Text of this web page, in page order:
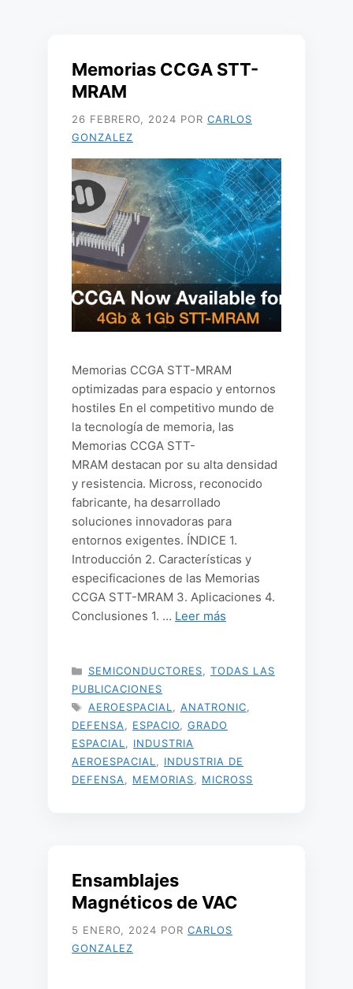
Memorias CCGA STT-
MRAM
26 FEBRERO, 2024 POR CARLOS
GONZALEZ
Memorias CCGA STT-MRAM
optimizadas para espacio y entornos
hostiles En el competitivo mundo de
la tecnología de memoria, las
Memorias CCGA STT-
MRAM destacan por su alta densidad
y resistencia. Micross, reconocido
fabricante, ha desarrollado
soluciones innovadoras para
entornos exigentes. ÍNDICE 1.
Introducción 2. Características y
especificaciones de las Memorias
CCGA STT-MRAM 3. Aplicaciones 4.
Conclusiones 1. … Leer más
CATEGORÍAS
SEMICONDUCTORES
TODAS LAS
PUBLICACIONES
ETIQUETAS
AEROESPACIAL ANATRONIC
DEFENSA
ESPACIO
GRADO
ESPACIAL
INDUSTRIA
AEROESPACIAL
INDUSTRIA DE
DEFENSA
MEMORIAS MICROSS
Ensamblajes
Magnéticos de VAC
5 ENERO, 2024 POR CARLOS
GONZALEZ